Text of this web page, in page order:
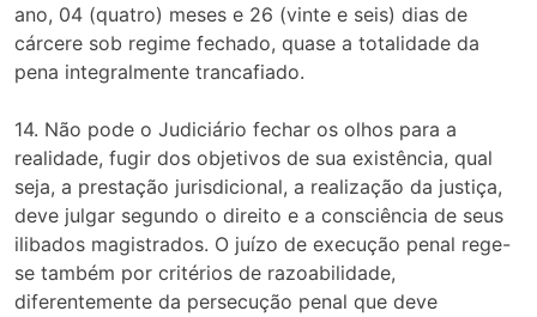
ano, 04 (quatro) meses e 26 (vinte e seis) dias de
cárcere sob regime fechado, quase a totalidade da
pena integralmente trancafiado.
14. Não pode o Judiciário fechar os olhos para a
realidade, fugir dos objetivos de sua existência, qual
seja, a prestação jurisdicional, a realização da justiça,
deve julgar segundo o direito e a consciência de seus
ilibados magistrados. O juízo de execução penal rege-
se também por critérios de razoabilidade,
diferentemente da persecução penal que deve